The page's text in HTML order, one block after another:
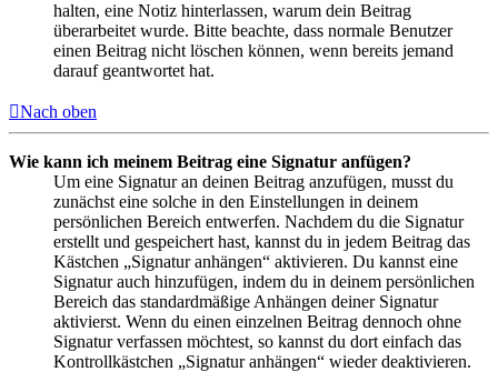
halten, eine Notiz hinterlassen, warum dein Beitrag
überarbeitet wurde. Bitte beachte, dass normale Benutzer
einen Beitrag nicht löschen können, wenn bereits jemand
darauf geantwortet hat.
Nach oben
Wie kann ich meinem Beitrag eine Signatur anfügen?
Um eine Signatur an deinen Beitrag anzufügen, musst du
zunächst eine solche in den Einstellungen in deinem
persönlichen Bereich entwerfen. Nachdem du die Signatur
erstellt und gespeichert hast, kannst du in jedem Beitrag das
Kästchen „Signatur anhängen“ aktivieren. Du kannst eine
Signatur auch hinzufügen, indem du in deinem persönlichen
Bereich das standardmäßige Anhängen deiner Signatur
aktivierst. Wenn du einen einzelnen Beitrag dennoch ohne
Signatur verfassen möchtest, so kannst du dort einfach das
Kontrollkästchen „Signatur anhängen“ wieder deaktivieren.